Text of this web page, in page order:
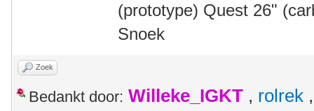
(prototype) Quest 26"
Snoek
Zoek
Bedankt door: Willeke_IGKT , rolrek